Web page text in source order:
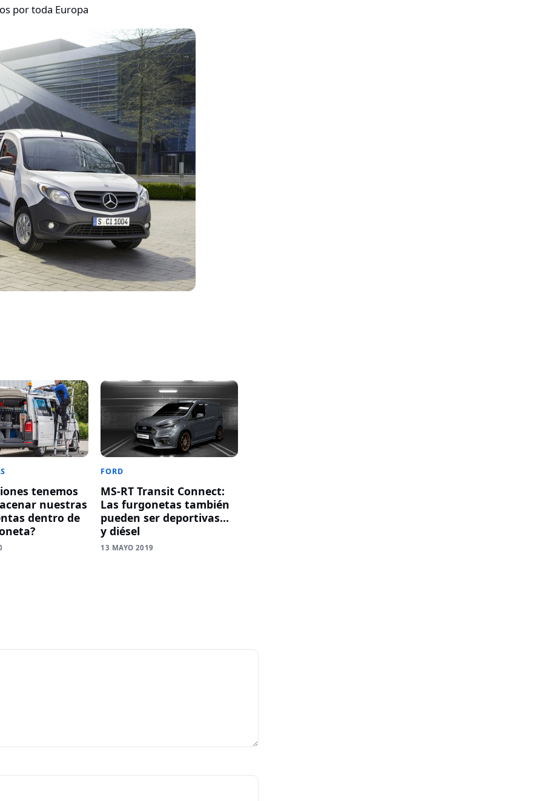
por toda Europa
tenemos
nuestras
dentro de
FORD
MS-RT Transit Connect:
Las furgonetas también
pueden ser deportivas…
y diésel
13 MAYO 2019